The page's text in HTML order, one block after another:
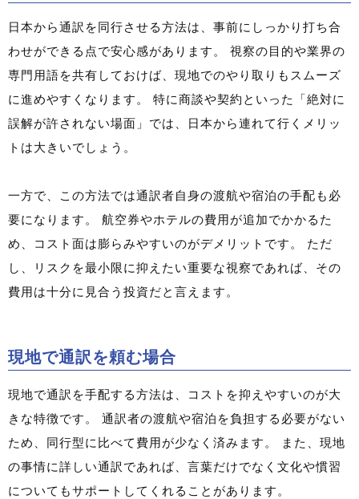
日本から通訳を同行させる方法は、事前にしっかり打ち合
わせができる点で安心感があります。 視察の目的や業界の
専門用語を共有しておけば、現地でのやり取りもスムーズ
に進めやすくなります。 特に商談や契約といった「絶対に
誤解が許されない場面」では、日本から連れて行くメリッ
トは大きいでしょう。
一方で、この方法では通訳者自身の渡航や宿泊の手配も必
要になります。 航空券やホテルの費用が追加でかかるた
め、コスト面は膨らみやすいのがデメリットです。 ただ
し、リスクを最小限に抑えたい重要な視察であれば、その
費用は十分に見合う投資だと言えます。
現地で通訳を頼む場合
現地で通訳を手配する方法は、コストを抑えやすいのが大
きな特徴です。 通訳者の渡航や宿泊を負担する必要がない
ため、同行型に比べて費用が少なく済みます。 また、現地
の事情に詳しい通訳であれば、言葉だけでなく文化や慣習
についてもサポートしてくれることがあります。